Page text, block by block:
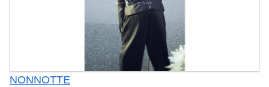
NONNOTTE